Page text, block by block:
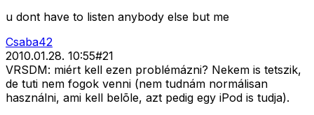
u dont have to listen anybody else but me
Csaba42
2010.01.28. 10:55#21
VRSDM: miért kell ezen problémázni? Nekem is tetszik,
de tuti nem fogok venni (nem tudnám normálisan
használni, ami kell belõle, azt pedig egy iPod is tudja).